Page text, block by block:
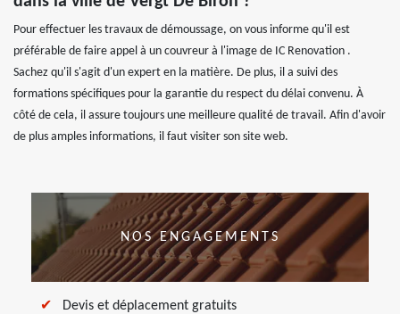
Pour effectuer les travaux de démoussage, on vous informe qu'il est
préférable de faire appel à un couvreur à l'image de IC Renovation .
Sachez qu'il s'agit d'un expert en la matière. De plus, il a suivi des
formations spécifiques pour la garantie du respect du délai convenu. À
côté de cela, il assure toujours une meilleure qualité de travail. Afin d'avoir
de plus amples informations, il faut visiter son site web.
NOS ENGAGEMENTS
Devis et déplacement gratuits